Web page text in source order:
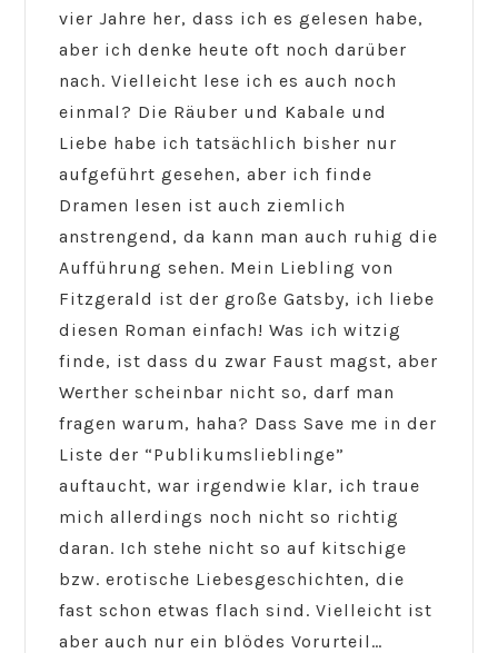
vier Jahre her, dass ich es gelesen habe,
aber ich denke heute oft noch darüber
nach. Vielleicht lese ich es auch noch
einmal? Die Räuber und Kabale und
Liebe habe ich tatsächlich bisher nur
aufgeführt gesehen, aber ich finde
Dramen lesen ist auch ziemlich
anstrengend, da kann man auch ruhig die
Aufführung sehen. Mein Liebling von
Fitzgerald ist der große Gatsby, ich liebe
diesen Roman einfach! Was ich witzig
finde, ist dass du zwar Faust magst, aber
Werther scheinbar nicht so, darf man
fragen warum, haha? Dass Save me in der
Liste der “Publikumslieblinge”
auftaucht, war irgendwie klar, ich traue
mich allerdings noch nicht so richtig
daran. Ich stehe nicht so auf kitschige
bzw. erotische Liebesgeschichten, die
fast schon etwas flach sind. Vielleicht ist
aber auch nur ein blödes Vorurteil…